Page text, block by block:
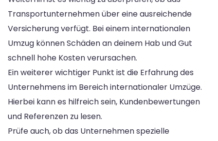
Transportunternehmen über eine ausreichende
Versicherung verfügt. Bei einem internationalen
Umzug können Schäden an deinem Hab und Gut
schnell hohe Kosten verursachen.
Ein weiterer wichtiger Punkt ist die Erfahrung des
Unternehmens im Bereich internationaler Umzüge.
Hierbei kann es hilfreich sein, Kundenbewertungen
und Referenzen zu lesen.
Prüfe auch, ob das Unternehmen spezielle